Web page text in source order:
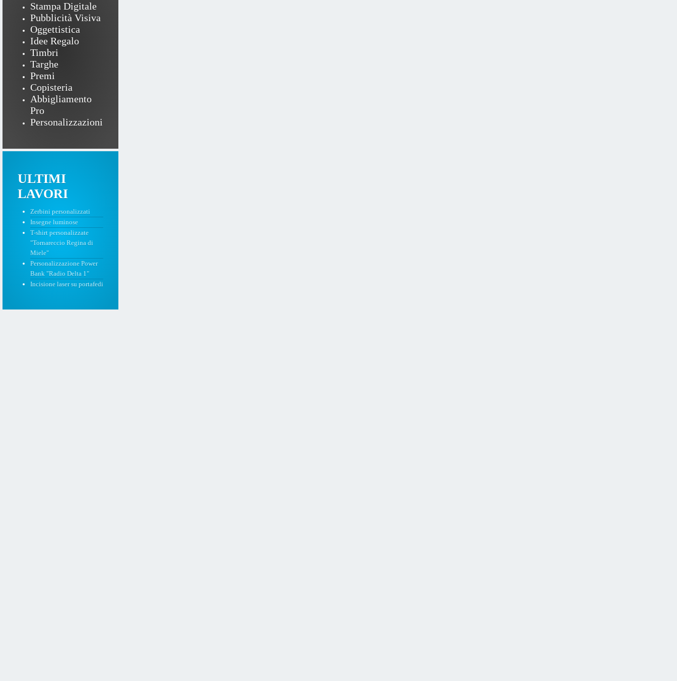
Stampa Digitale
Pubblicità Visiva
Oggettistica
Idee Regalo
Timbri
Targhe
Premi
Copisteria
Abbigliamento
Pro
Personalizzazioni
ULTIMI
LAVORI
Zerbini personalizzati
Insegne luminose
T-shirt personalizzate
"Tornareccio Regina di
Miele"
Personalizzazione Power
Bank "Radio Delta 1"
Incisione laser su portafedi